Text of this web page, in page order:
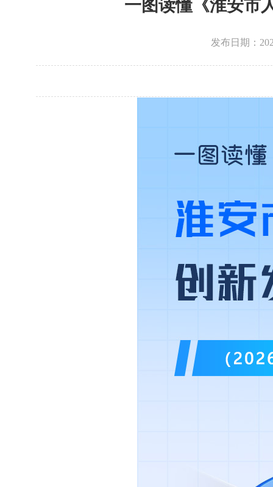
一图读懂《淮安市
发布日期：